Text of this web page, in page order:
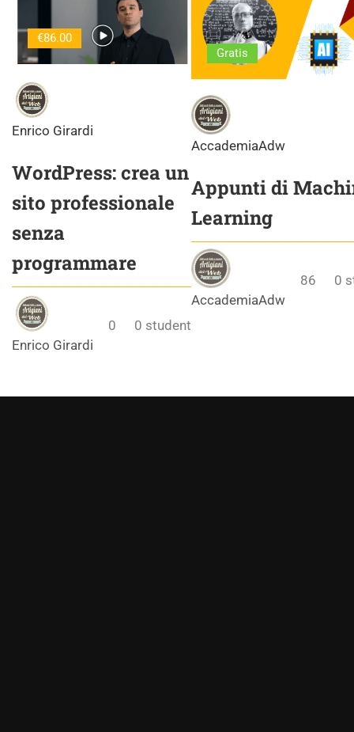
€86.00
Enrico Girardi
WordPress: crea un
sito professionale
senza
programmare
Enrico Girardi
0 0 student
Gratis
AccademiaAdw
Appunti di
Learning
AccademiaAdw
86 0